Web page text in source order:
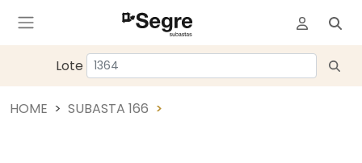
Lote
HOME SUBASTA 166